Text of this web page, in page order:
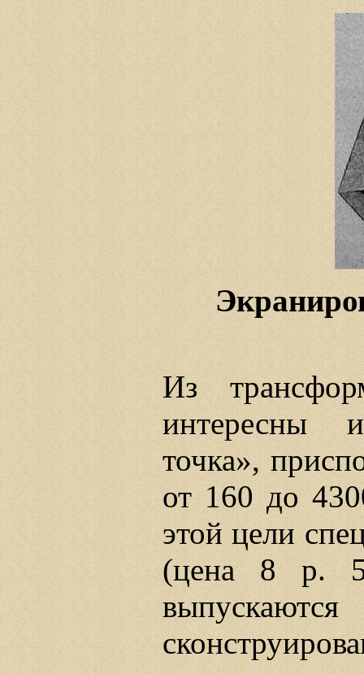
Из
интересны
точка»,
от 160 до
этой цели
(цена 8 р.